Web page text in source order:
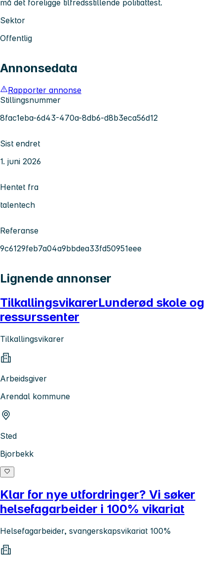
må det foreligge tilfredsstillende politiattest.
Sektor
Offentlig
Annonsedata
Rapporter annonse
Stillingsnummer
8fac1eba-6d43-470a-8db6-d8b3eca56d12
Sist endret
1. juni 2026
Hentet fra
talentech
Referanse
9c6129feb7a04a9bbdea33fd50951eee
Lignende annonser
TilkallingsvikarerLunderød skole og
ressurssenter
Tilkallingsvikarer
Arbeidsgiver
Arendal kommune
Sted
Bjorbekk
Klar for nye utfordringer? Vi søker
helsefagarbeider i 100% vikariat
Helsefagarbeider, svangerskapsvikariat 100%